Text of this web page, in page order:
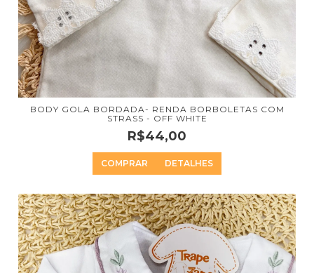
BODY GOLA BORDADA- RENDA BORBOLETAS COM
STRASS - OFF WHITE
R$44,00
COMPRAR DETALHES